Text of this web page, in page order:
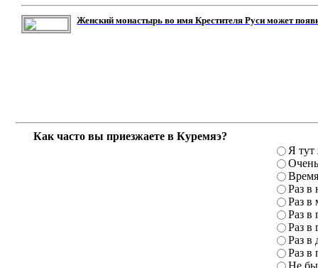
Женский монастырь во имя Крестителя Руси может
Как часто вы приезжаете в Куремяэ?
Я тут
Раз в
Раз в
Раз в
Раз в
Раз в
Раз в
Не